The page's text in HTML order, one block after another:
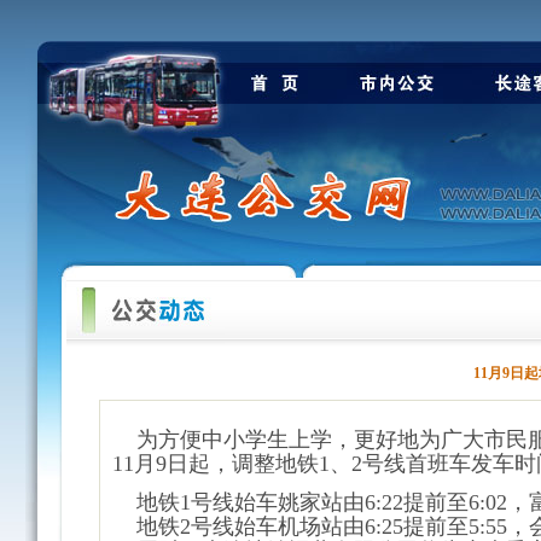
11月9日
为方便中小学生上学，更好地为广大市民
11月9日起，调整地铁1、2号线首班车发车时
地铁1号线始车姚家站由6:22提前至6:02，
地铁2号线始车机场站由6:25提前至5:55，